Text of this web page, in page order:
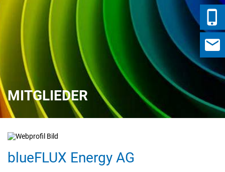
MITGLIEDER
blueFLUX Energy AG